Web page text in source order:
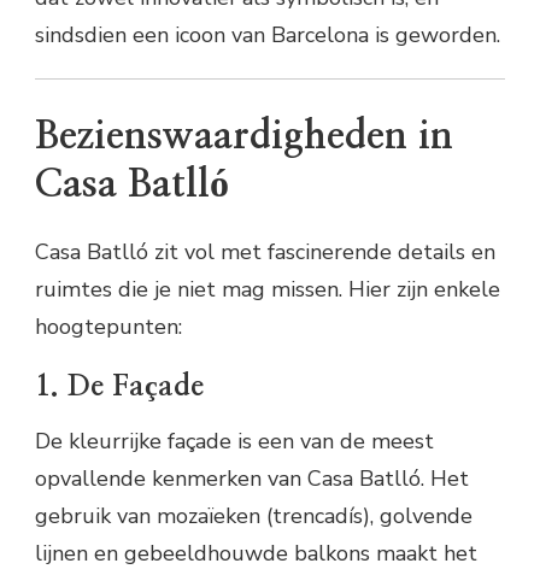
sindsdien een icoon van Barcelona is geworden.
Bezienswaardigheden in
Casa Batlló
Casa Batlló zit vol met fascinerende details en
ruimtes die je niet mag missen. Hier zijn enkele
hoogtepunten:
1. De Façade
De kleurrijke façade is een van de meest
opvallende kenmerken van Casa Batlló. Het
gebruik van mozaïeken (trencadís), golvende
lijnen en gebeeldhouwde balkons maakt het